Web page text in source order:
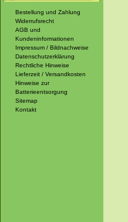
Bestellung und Zahlung
Widerrufsrecht
AGB und
Kundeninformationen
Impressum / Bildnachweise
Datenschutzerklärung
Rechtliche Hinweise
Lieferzeit / Versandkosten
Hinweise zur
Batterieentsorgung
Sitemap
Kontakt